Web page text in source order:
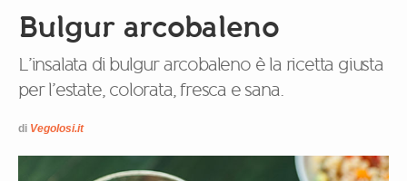
Bulgur arcobaleno
L’insalata di bulgur arcobaleno è la ricetta giusta
per l’estate, colorata, fresca e sana.
di Vegolosi.it